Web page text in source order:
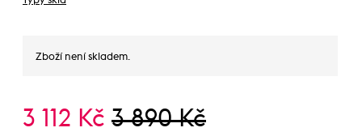
Zboží není skladem.
3 112 Kč 3 890 Kč